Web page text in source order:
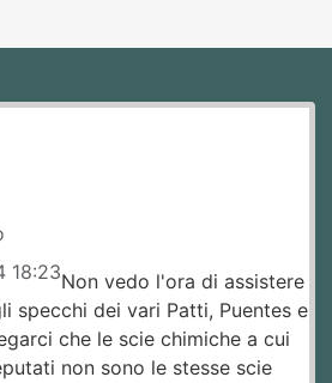
18:23Non vedo l'ora di assistere
specchi dei vari Patti, Puentes e
che le scie chimiche a cui
non sono le stesse scie